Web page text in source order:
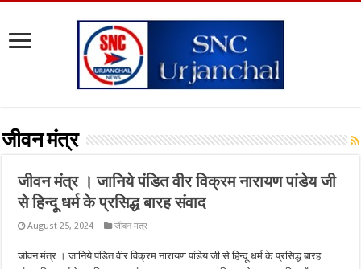
जीवन मंत्र
जीवन मंत्र । जानिये पंडित वीर विक्रम नारायण पांडेय जी
से हिन्दू धर्म के प्रसिद्ध बारह संवाद
August 25, 2024 जीवन मंत्र
जीवन मंत्र । जानिये पंडित वीर विक्रम नारायण पांडेय जी से हिन्दू धर्म के प्रसिद्ध बारह